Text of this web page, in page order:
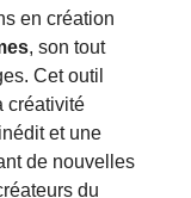
en création
, son tout
Cet outil
créativité
et une
de nouvelles
du